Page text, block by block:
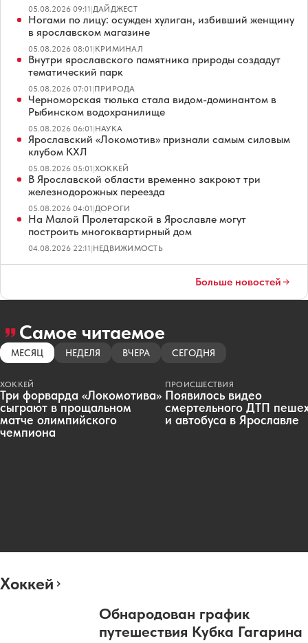
05.08.2026 09:11|ДАЙДЖЕСТ
Ногами по лицу: осужден хулиган, избивший женщину
в ярославском магазине
05.08.2026 08:01|КРИМИНАЛ
Внутри ярославского памятника природы создадут
тематический парк
05.08.2026 07:01|ПРИРОДА
Черноморская тюлька стала видом-доминантом в
Рыбинском водохранилище
05.08.2026 06:01|НАУКА
Ярославский «Локомотив» признали самым силовым
клубом КХЛ
05.08.2026 05:01|ХОККЕЙ
В Ярославской области временно закроют три
железнодорожных переезда
05.08.2026 04:01|ДОРОГИ
На Малой Пролетарской в Ярославле могут
построить многоквартирный дом
04.08.2026 22:11|НЕДВИЖИМОСТЬ
Больше новостей
Самое читаемое
МЕСЯЦ НЕДЕЛЯ ВЧЕРА СЕГОДНЯ
ХОККЕЙ
Три форварда «Локомотива»
сыграют в прощальном
матче олимпийского
чемпиона
ПРОИСШЕСТВИЯ
Появилось видео
смертельного ДТП
и автобуса в Ярославле
Хоккей
Обнародован график
путешествия Кубка Гагарина